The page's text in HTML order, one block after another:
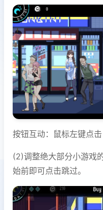
按钮互动：鼠标左键点击
(2)调整绝大部分小游戏
始前即可点击跳过。